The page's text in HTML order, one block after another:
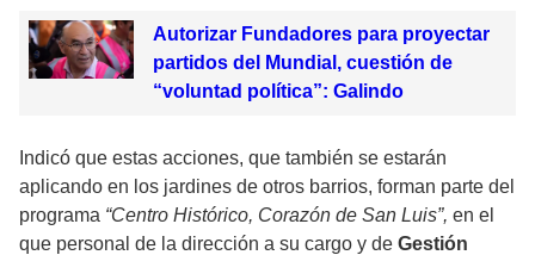
Autorizar Fundadores para proyectar
partidos del Mundial, cuestión de
“voluntad política”: Galindo
Indicó que estas acciones, que también se estarán
aplicando en los jardines de otros barrios, forman parte del
programa “Centro Histórico, Corazón de San Luis”, en el
que personal de la dirección a su cargo y de Gestión